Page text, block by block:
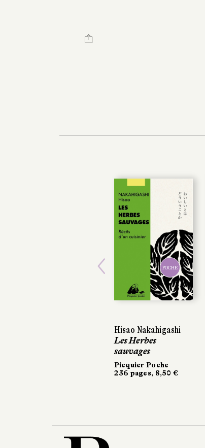
POCHE
Hisao Nakahigashi
Les Herbes
sauvages
Picquier Poche
236 pages, 8,50 €
Previous